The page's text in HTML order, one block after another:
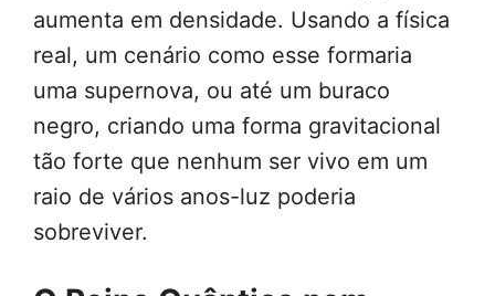
aumenta em densidade. Usando a física
real, um cenário como esse formaria
uma supernova, ou até um buraco
negro, criando uma forma gravitacional
tão forte que nenhum ser vivo em um
raio de vários anos-luz poderia
sobreviver.